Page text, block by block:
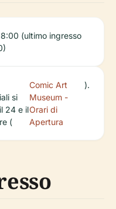
(ultimo ingresso
si
24 e il
(
Comic Art
Museum -
Orari di
Apertura
).